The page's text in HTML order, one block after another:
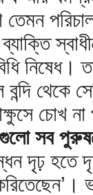
তেমন
ব্যাক্তি
নিষেধ।
বন্দি থেকে
চোখ
সব
দৃঢ় হতে